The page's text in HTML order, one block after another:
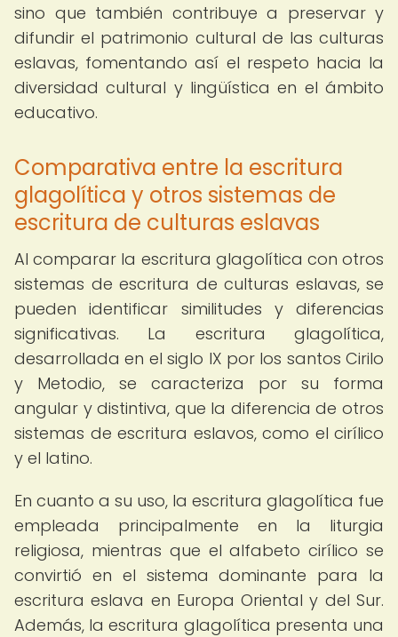
sino que también contribuye a preservar y
difundir el patrimonio cultural de las culturas
eslavas, fomentando así el respeto hacia la
diversidad cultural y lingüística en el ámbito
educativo.
Comparativa entre la escritura
glagolítica y otros sistemas de
escritura de culturas eslavas
Al comparar la escritura glagolítica con otros
sistemas de escritura de culturas eslavas, se
pueden identificar similitudes y diferencias
significativas. La escritura glagolítica,
desarrollada en el siglo IX por los santos Cirilo
y Metodio, se caracteriza por su forma
angular y distintiva, que la diferencia de otros
sistemas de escritura eslavos, como el cirílico
y el latino.
En cuanto a su uso, la escritura glagolítica fue
empleada principalmente en la liturgia
religiosa, mientras que el alfabeto cirílico se
convirtió en el sistema dominante para la
escritura eslava en Europa Oriental y del Sur.
Además, la escritura glagolítica presenta una